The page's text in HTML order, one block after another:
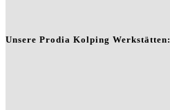
Unsere Prodia Kolping Werkstätten: